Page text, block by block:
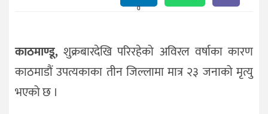
राजनीति
0
काठमाण्डू, शुक्रबारदेखि परिरहेको अविरल वर्षाका कारण
काठमाडौं उपत्यकाका तीन जिल्लामा मात्र २३ जनाको मृत्यु
भएको छ ।